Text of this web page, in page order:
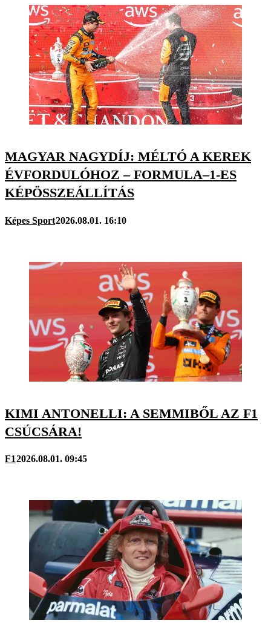
MAGYAR NAGYDÍJ: MÉLTÓ A KEREK
ÉVFORDULÓHOZ – FORMULA–1-ES
KÉPÖSSZEÁLLÍTÁS
Képes Sport2026.08.01. 16:10
KIMI ANTONELLI: A SEMMIBŐL AZ F1
CSÚCSÁRA!
F12026.08.01. 09:45